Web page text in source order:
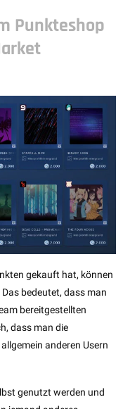
Punkteshop
gekauft hat, können
bedeutet, dass man
bereitgestellten
dass man die
anderen Usern
genutzt werden und